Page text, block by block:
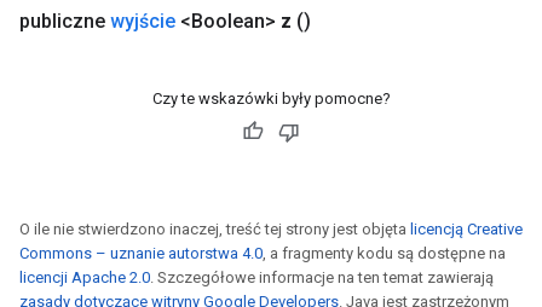
publiczne wyjście <Boolean> z ()
Czy te wskazówki były pomocne?
O ile nie stwierdzono inaczej, treść tej strony jest objęta licencją Creative
Commons – uznanie autorstwa 4.0, a fragmenty kodu są dostępne na
licencji Apache 2.0. Szczegółowe informacje na ten temat zawierają
zasady dotyczące witryny Google Developers. Java jest zastrzeżonym